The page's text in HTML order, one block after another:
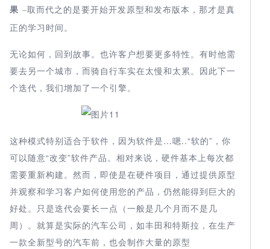
果 –取而代之的是要开始开发原型和发布版本，那才是真
正的学习时间。
无论如何，回到故事。也许客户想要更多特性。有时他需
要去另一个城市，而骑自行车实在太慢和太累。因此下一
个迭代，我们增加了一个引擎。
这种模式特别适合于软件，因为软件是…嗯..“软的”，你
可以随意“改变”软件产品。相对来说，硬件基本上每次都
需要重新构建。然而，即使是在硬件项目，通过提供原型
并观察和学习客户如何使用您的产品，仍然能得到巨大的
好处。只是迭代会要长一点（一般是几个月而不是几
周）。就算是实际的汽车公司，如丰田和特斯拉，在生产
一款全新型号的汽车前，也会制作大量的原型